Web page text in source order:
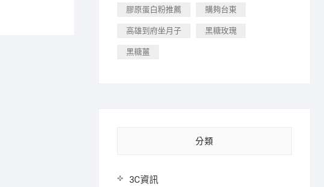
膠原蛋白粉推薦 購夠台東
高雄到府坐月子 黑糖玫瑰
黑糖薑
分類
3C資訊